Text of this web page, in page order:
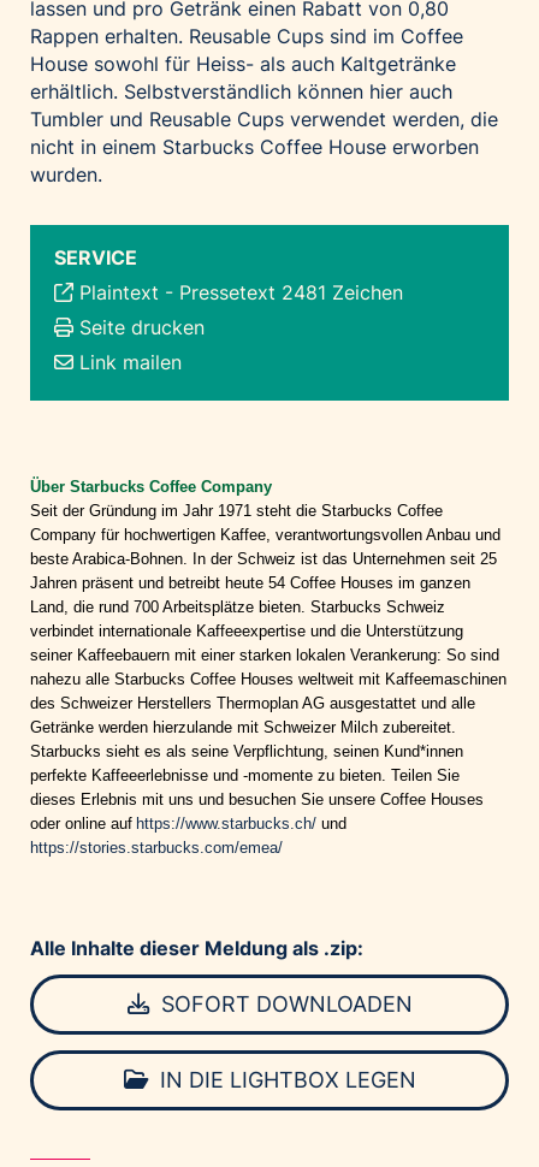
lassen und pro Getränk einen Rabatt von 0,80
Rappen erhalten. Reusable Cups sind im Coffee
House sowohl für Heiss- als auch Kaltgetränke
erhältlich. Selbstverständlich können hier auch
Tumbler und Reusable Cups verwendet werden, die
nicht in einem Starbucks Coffee House erworben
wurden.
SERVICE
Plaintext - Pressetext 2481 Zeichen
Seite drucken
Link mailen
Über Starbucks Coffee Company
Seit der Gründung im Jahr 1971 steht die Starbucks Coffee
Company für hochwertigen Kaffee, verantwortungsvollen Anbau und
beste Arabica-Bohnen. In der Schweiz ist das Unternehmen seit 25
Jahren präsent und betreibt heute 54 Coffee Houses im ganzen
Land, die rund 700 Arbeitsplätze bieten. Starbucks Schweiz
verbindet internationale Kaffeeexpertise und die Unterstützung
seiner Kaffeebauern mit einer starken lokalen Verankerung: So sind
nahezu alle Starbucks Coffee Houses weltweit mit Kaffeemaschinen
des Schweizer Herstellers Thermoplan AG ausgestattet und alle
Getränke werden hierzulande mit Schweizer Milch zubereitet.
Starbucks sieht es als seine Verpflichtung, seinen Kund*innen
perfekte Kaffeeerlebnisse und -momente zu bieten. Teilen Sie
dieses Erlebnis mit uns und besuchen Sie unsere Coffee Houses
oder online auf https://www.starbucks.ch/ und
https://stories.starbucks.com/emea/
Alle Inhalte dieser Meldung als .zip:
SOFORT DOWNLOADEN
IN DIE LIGHTBOX LEGEN